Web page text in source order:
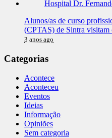
Alunos/as de curso
(CPTAS) de Sintra visitam
3 anos ago
Categorias
Acontece
Aconteceu
Eventos
Ideias
Informação
Opiniões
Sem categoria